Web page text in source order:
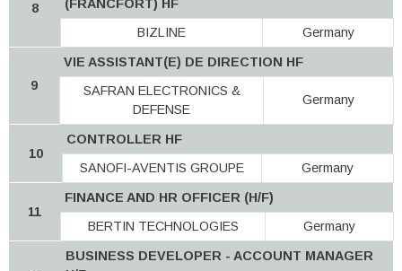
8
(FRANCFORT) HF
BIZLINE
Germany
9
VIE ASSISTANT(E) DE DIRECTION HF
SAFRAN ELECTRONICS &
DEFENSE
Germany
10
CONTROLLER HF
SANOFI-AVENTIS GROUPE
Germany
11
FINANCE AND HR OFFICER (H/F)
BERTIN TECHNOLOGIES
Germany
BUSINESS DEVELOPER - ACCOUNT MANAGER